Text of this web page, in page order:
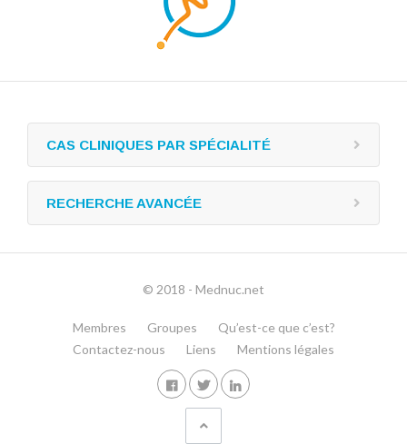
CAS CLINIQUES PAR SPÉCIALITÉ
RECHERCHE AVANCÉE
© 2018 - Mednuc.net
Membres Groupes
Qu’est-ce que c’est?
Contactez-nous
Liens Mentions légales